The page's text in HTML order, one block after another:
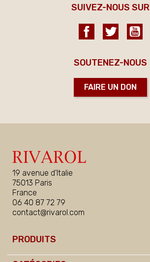
SUIVEZ-NOUS SUR
FacebookTwitter
SOUTENEZ-NOUS
FAIRE UN DON
19 avenue d'Italie
75013 Paris
France
06 40 87 72 79
contact@rivarol.com
PRODUITS